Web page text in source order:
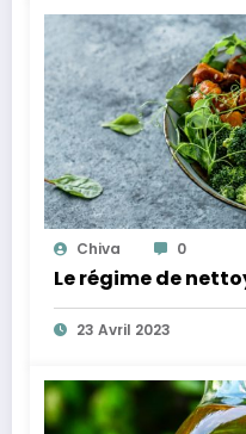
Chiva 0
Le régime de
23 Avril 2023